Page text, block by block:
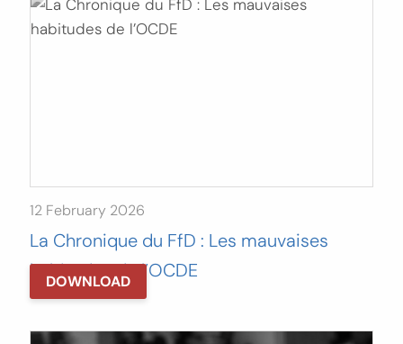
12 February 2026
La Chronique du FfD : Les mauvaises
habitudes de l’OCDE
DOWNLOAD